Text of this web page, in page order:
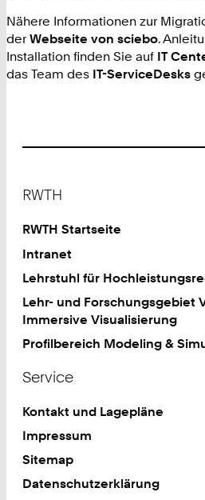
Nähere Informationen zur
der Webseite von sciebo.
Installation finden Sie auf IT
das Team des IT-ServiceDesks
RWTH
RWTH Startseite
Intranet
Lehrstuhl für
Lehr- und Forschungsgebiet
Immersive Visualisierung
Profilbereich Modeling &
Service
Kontakt und Lagepläne
Impressum
Sitemap
Datenschutzerklärung